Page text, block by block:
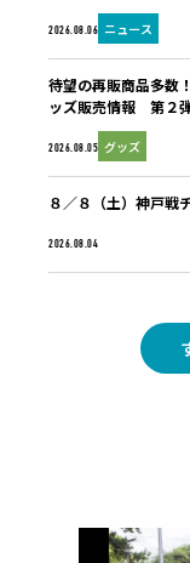
2026.08.06 ニュース
2026.08.05 グッズ
待望の再販商品多数
ッズ販売情報 第２
2026.08.04
８／８（土）神戸戦